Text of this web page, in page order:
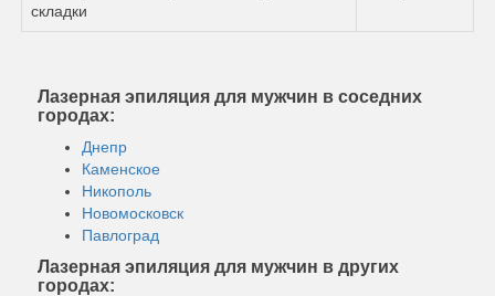
складки
Лазерная эпиляция для мужчин в соседних
городах:
Днепр
Каменское
Никополь
Новомосковск
Павлоград
Лазерная эпиляция для мужчин в других
городах: